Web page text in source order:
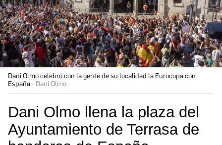
Dani Olmo celebró con la gente de su localidad la Eurocopa con
España
Dani Olmo
Dani Olmo llena la plaza del
Ayuntamiento de Terrasa de